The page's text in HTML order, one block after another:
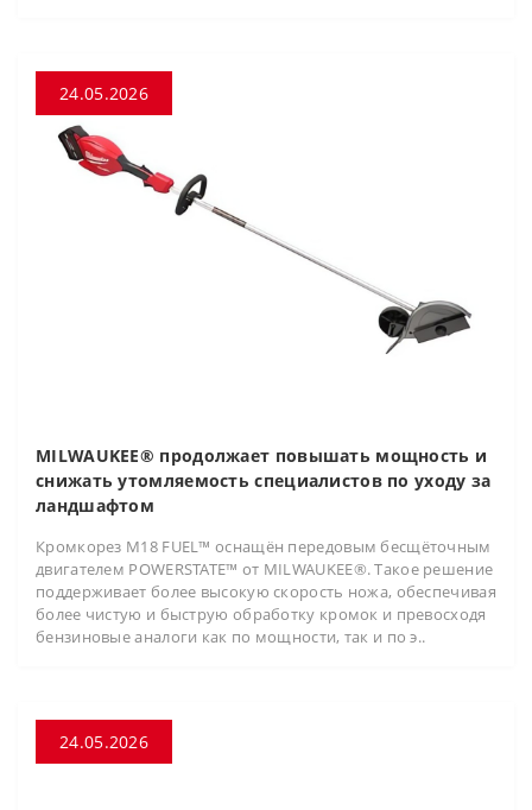
24.05.2026
MILWAUKEE® продолжает повышать мощность и
снижать утомляемость специалистов по уходу за
ландшафтом
Кромкорез M18 FUEL™ оснащён передовым бесщёточным
двигателем POWERSTATE™ от MILWAUKEE®. Такое решение
поддерживает более высокую скорость ножа, обеспечивая
более чистую и быструю обработку кромок и превосходя
бензиновые аналоги как по мощности, так и по э..
24.05.2026